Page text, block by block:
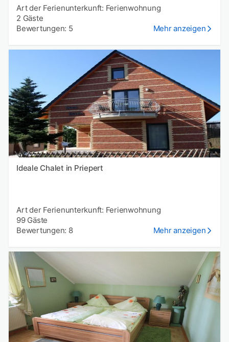
Art der Ferienunterkunft: Ferienwohnung
2 Gäste
Bewertungen: 5
Mehr anzeigen
Ideale Chalet in Priepert
Art der Ferienunterkunft: Ferienwohnung
99 Gäste
Bewertungen: 8
Mehr anzeigen